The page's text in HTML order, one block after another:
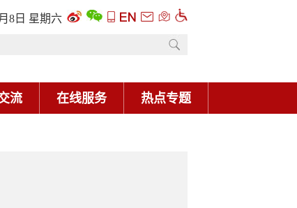
8日 星期六
流 在线服务 热点专题